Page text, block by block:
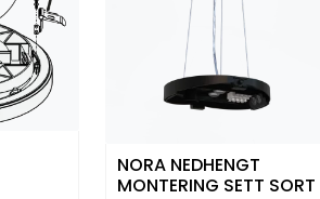
NORA NEDHENGT
MONTERING SETT SORT